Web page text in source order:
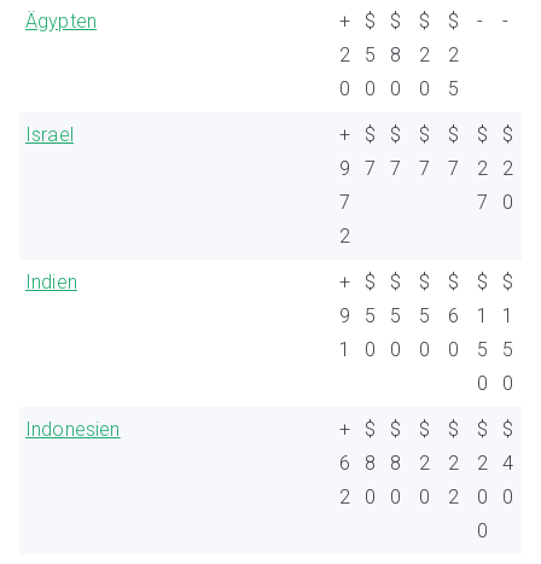
Ägypten
+
2
0
$
5
0
$
8
0
$
2
0
$
2
5
- -
Israel
+
9
7
2
$
7
$
7
$
7
$
7
$
2
7
$
2
0
Indien
+
9
1
$
5
0
$
5
0
$
5
0
$
6
0
$
1
5
0
$
1
5
0
Indonesien
+
6
2
$
8
0
$
8
0
$
2
0
$
2
2
$
2
0
0
$
4
0